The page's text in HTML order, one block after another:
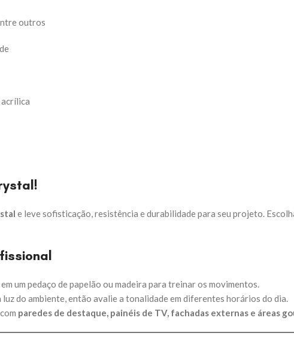
outros
acrílica
e leve sofisticação, resistência e durabilidade para seu projeto.
um pedaço de papelão ou madeira para treinar os movimentos.
do ambiente, então avalie a tonalidade em diferentes horários do dia.
paredes de destaque, painéis de TV, fachadas externas e áreas